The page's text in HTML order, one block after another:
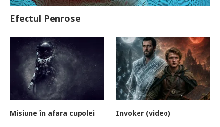
Efectul Penrose
Misiune în afara cupolei Invoker (video)